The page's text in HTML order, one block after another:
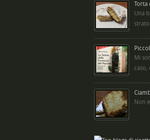
Torta
Una
Mi
caso,
Non